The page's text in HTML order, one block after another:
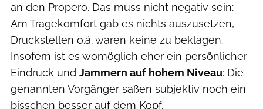
an den Propero. Das muss nicht negativ sein:
Am Tragekomfort gab es nichts auszusetzen,
Druckstellen o.ä. waren keine zu beklagen.
Insofern ist es womöglich eher ein persönlicher
Eindruck und Jammern auf hohem Niveau: Die
genannten Vorgänger saßen subjektiv noch ein
bisschen besser auf dem Kopf.